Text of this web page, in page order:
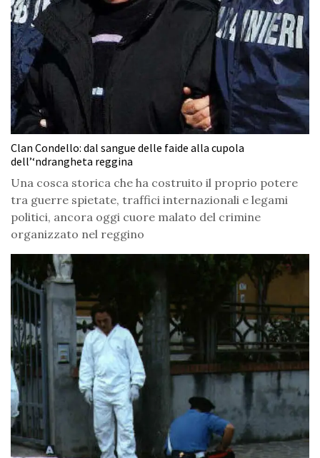
Clan Condello: dal sangue delle faide alla cupola
dell’‘ndrangheta reggina
Una cosca storica che ha costruito il proprio potere
tra guerre spietate, traffici internazionali e legami
politici, ancora oggi cuore malato del crimine
organizzato nel reggino